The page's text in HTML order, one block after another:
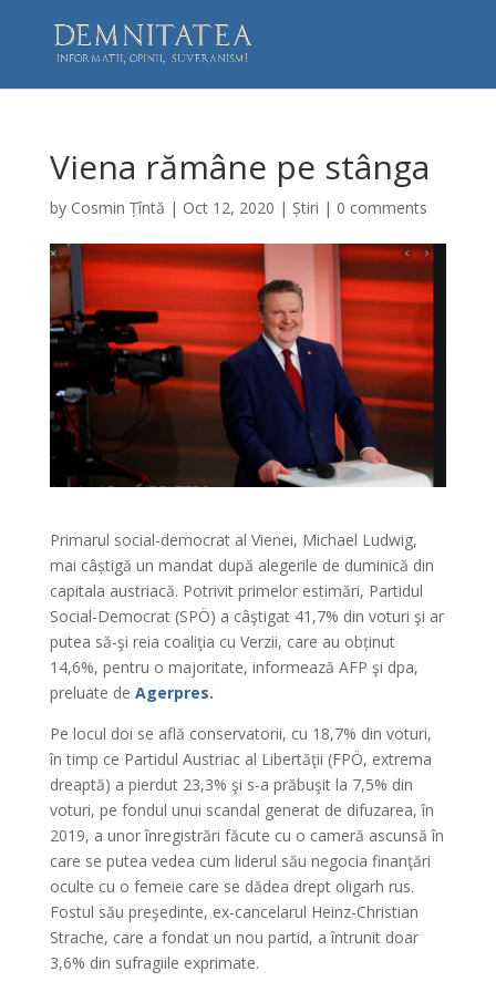
Viena rămâne pe stânga
by Cosmin Țîntă | Oct 12, 2020 | Știri | 0 comments
Primarul social-democrat al Vienei, Michael Ludwig,
mai câștigă un mandat după alegerile de duminică din
capitala austriacă. Potrivit primelor estimări, Partidul
Social-Democrat (SPÖ) a câştigat 41,7% din voturi şi ar
putea să-şi reia coaliţia cu Verzii, care au obținut
14,6%, pentru o majoritate, informează AFP şi dpa,
preluate de Agerpres.
Pe locul doi se află conservatorii, cu 18,7% din voturi,
în timp ce Partidul Austriac al Libertăţii (FPÖ, extrema
dreaptă) a pierdut 23,3% şi s-a prăbuşit la 7,5% din
voturi, pe fondul unui scandal generat de difuzarea, în
2019, a unor înregistrări făcute cu o cameră ascunsă în
care se putea vedea cum liderul său negocia finanţări
oculte cu o femeie care se dădea drept oligarh rus.
Fostul său preşedinte, ex-cancelarul Heinz-Christian
Strache, care a fondat un nou partid, a întrunit doar
3,6% din sufragiile exprimate.